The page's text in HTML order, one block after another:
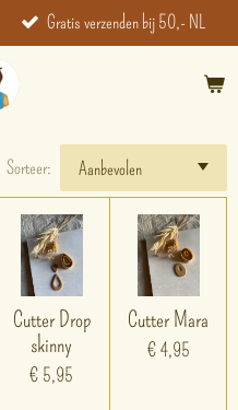
Gratis verzenden bij 50,- NL
Sorteer:
Cutter Drop
skinny
€ 5,95
Cutter Mara
€ 4,95